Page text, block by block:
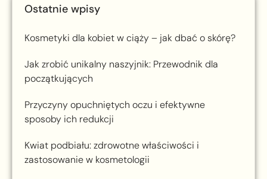
Ostatnie wpisy
Kosmetyki dla kobiet w ciąży – jak dbać o skórę?
Jak zrobić unikalny naszyjnik: Przewodnik dla
początkujących
Przyczyny opuchniętych oczu i efektywne
sposoby ich redukcji
Kwiat podbiału: zdrowotne właściwości i
zastosowanie w kosmetologii